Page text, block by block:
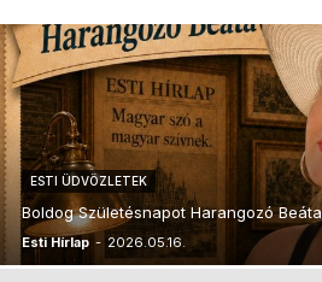
ESTI ÜDVÖZLETEK
Boldog Születésnapot Harangozó Beáta
Esti Hírlap - 2026.05.16.